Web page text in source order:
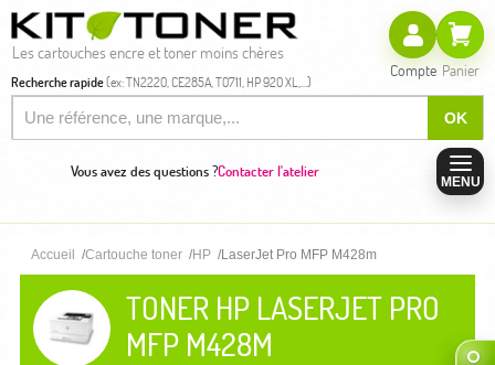
Les cartouches encre et toner moins chères
Recherche rapide(ex: TN2220, CE285A, T0711, HP 920 XL,...)
OK
Compte Panier
Vous avez des questions ?Contacter l'atelier
MENU
Accueil Cartouche toner HP LaserJet Pro MFP M428m
TONER HP LASERJET PRO
MFP M428M